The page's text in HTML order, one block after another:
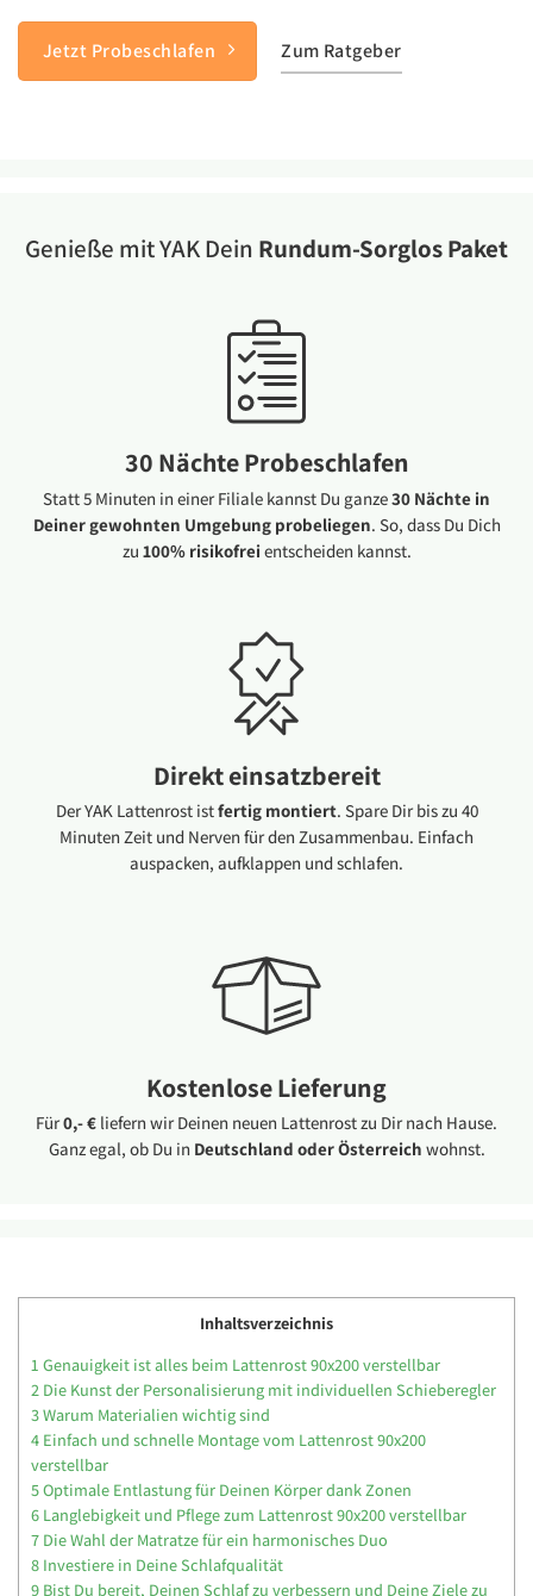
Jetzt Probeschlafen Zum Ratgeber
Genieße mit YAK Dein Rundum-Sorglos Paket
30 Nächte Probeschlafen
Statt 5 Minuten in einer Filiale kannst Du ganze30 Nächte in
Deiner gewohnten Umgebung probeliegen. So, dass Du Dich
zu 100% risikofreientscheiden kannst.
Direkt einsatzbereit
Der YAK Lattenrost istfertig montiert. Spare Dir bis zu 40
Minuten Zeit und Nerven für den Zusammenbau. Einfach
auspacken, aufklappen und schlafen.
Kostenlose Lieferung
Für0,- € liefern wir Deinen neuen Lattenrost zu Dir nach Hause.
Ganz egal, ob Du in Deutschland oder Österreich wohnst.
Inhaltsverzeichnis
1 Genauigkeit ist alles beim Lattenrost 90x200 verstellbar
2 Die Kunst der Personalisierung mit individuellen Schieberegler
3Warum Materialien wichtig sind
4 Einfach und schnelle Montage vom Lattenrost 90x200
verstellbar
5Optimale Entlastung für Deinen Körper dank Zonen
6 Langlebigkeit und Pflege zum Lattenrost 90x200 verstellbar
7 Die Wahl der Matratze für ein harmonisches Duo
8 Investiere in Deine Schlafqualität
9 Bist Du bereit, Deinen Schlaf zu verbessern und Deine Ziele zu